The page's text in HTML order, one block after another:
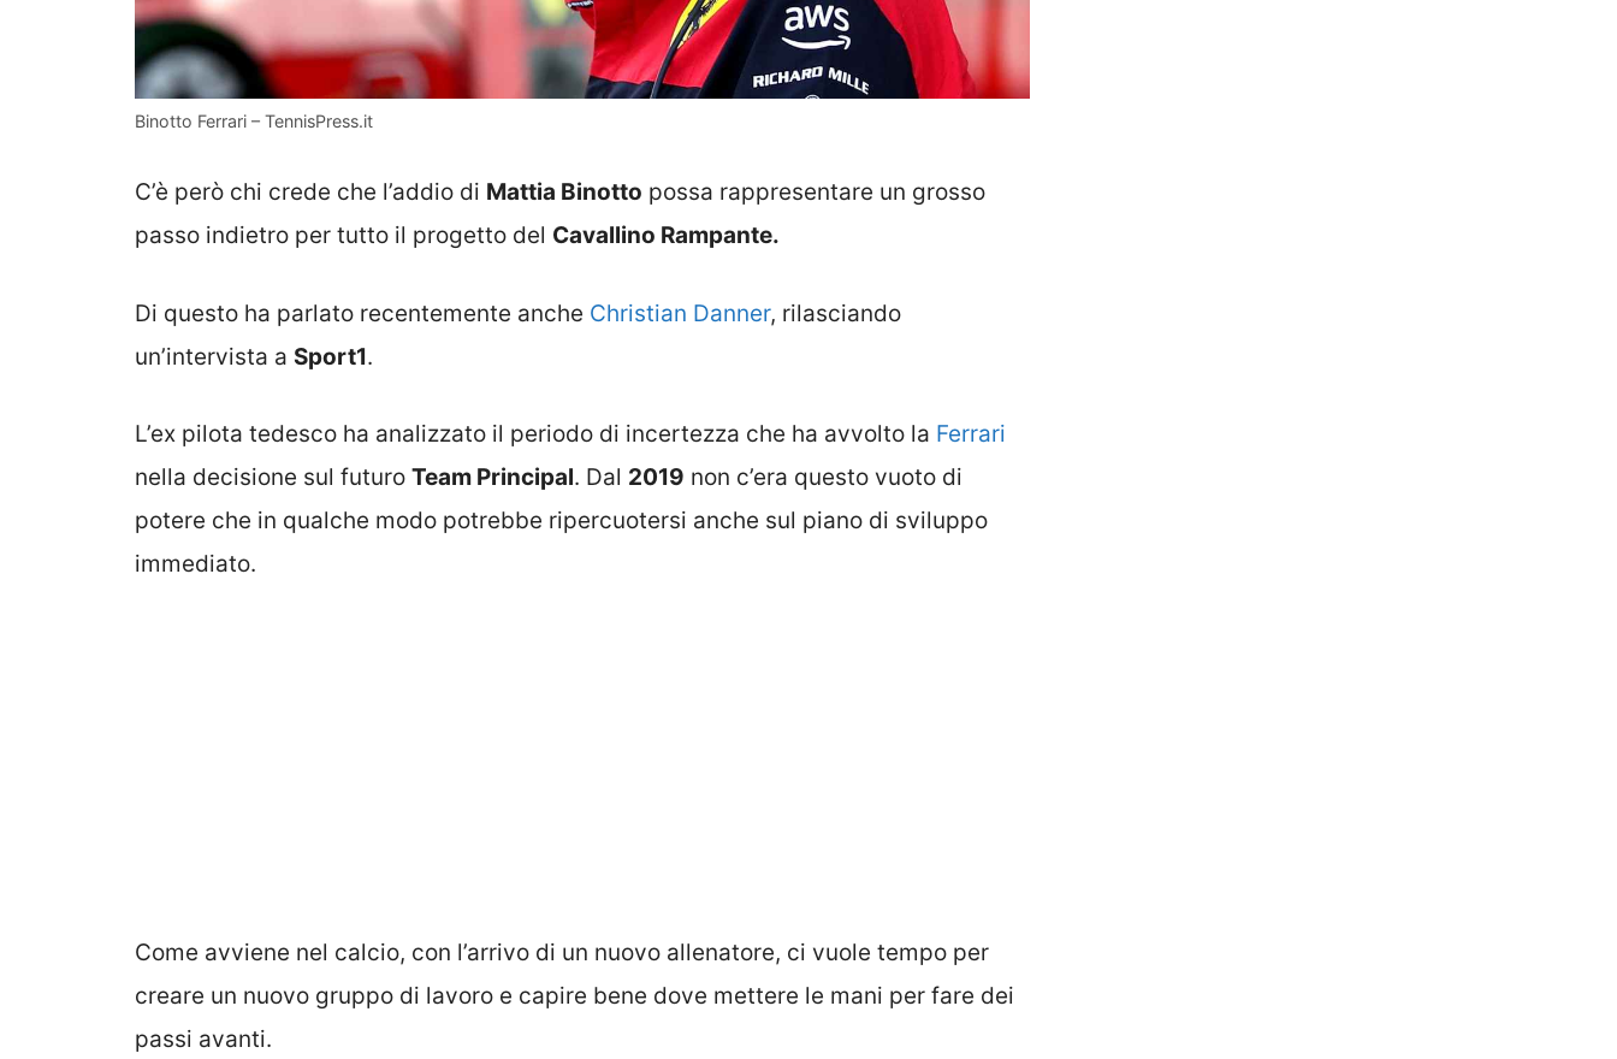
Binotto Ferrari – TennisPress.it
C’è però chi crede che l’addio di Mattia Binotto possa rappresentare un grosso
passo indietro per tutto il progetto del Cavallino Rampante.
Di questo ha parlato recentemente anche Christian Danner, rilasciando
un’intervista a Sport1.
L’ex pilota tedesco ha analizzato il periodo di incertezza che ha avvolto la Ferrari
nella decisione sul futuro Team Principal. Dal 2019 non c’era questo vuoto di
potere che in qualche modo potrebbe ripercuotersi anche sul piano di sviluppo
immediato.
Come avviene nel calcio, con l’arrivo di un nuovo allenatore, ci vuole tempo per
creare un nuovo gruppo di lavoro e capire bene dove mettere le mani per fare dei
passi avanti.